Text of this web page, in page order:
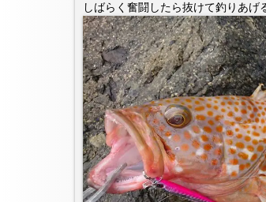
しばらく奮闘したら抜けて釣りあげ